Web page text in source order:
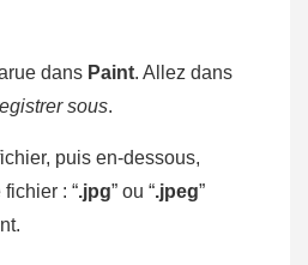
dans Paint. Allez dans
sous.
puis en-dessous,
: “.jpg” ou “.jpeg”